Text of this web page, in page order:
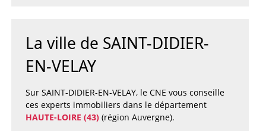
La ville de SAINT-DIDIER-
EN-VELAY
Sur SAINT-DIDIER-EN-VELAY, le CNE vous conseille
ces experts immobiliers dans le département
HAUTE-LOIRE (43)(région Auvergne).